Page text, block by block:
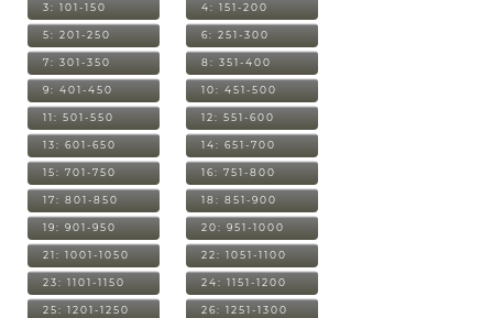
3: 101-150 4: 151-200
5: 201-250 6: 251-300
7: 301-350 8: 351-400
9: 401-450 10: 451-500
11: 501-550 12: 551-600
13: 601-650 14: 651-700
15: 701-750 16: 751-800
17: 801-850 18: 851-900
19: 901-950 20: 951-1000
21: 1001-1050 22: 1051-1100
23: 1101-1150 24: 1151-1200
25: 1201-1250 26: 1251-1300